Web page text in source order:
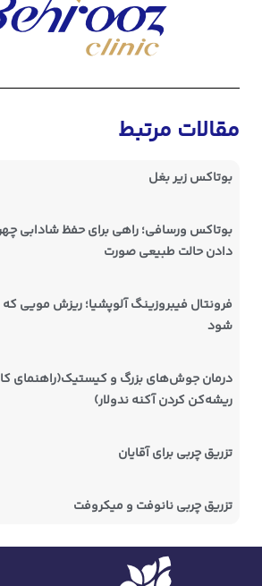
مقالات مرتبط
بوتاکس زیر بغل
بوتاکس ورسافی؛ راهی برای حفظ شادابی
دادن حالت طبیعی صورت
فرونتال فیبروزینگ آلوپشیا؛ ریزش مویی که
شود
درمان جوش‌های بزرگ و کیستیک(راهنمای
ریشه‌کن کردن آکنه ندولار)
تزریق چربی برای آقایان
تزریق چربی نانوفت و میکروفت